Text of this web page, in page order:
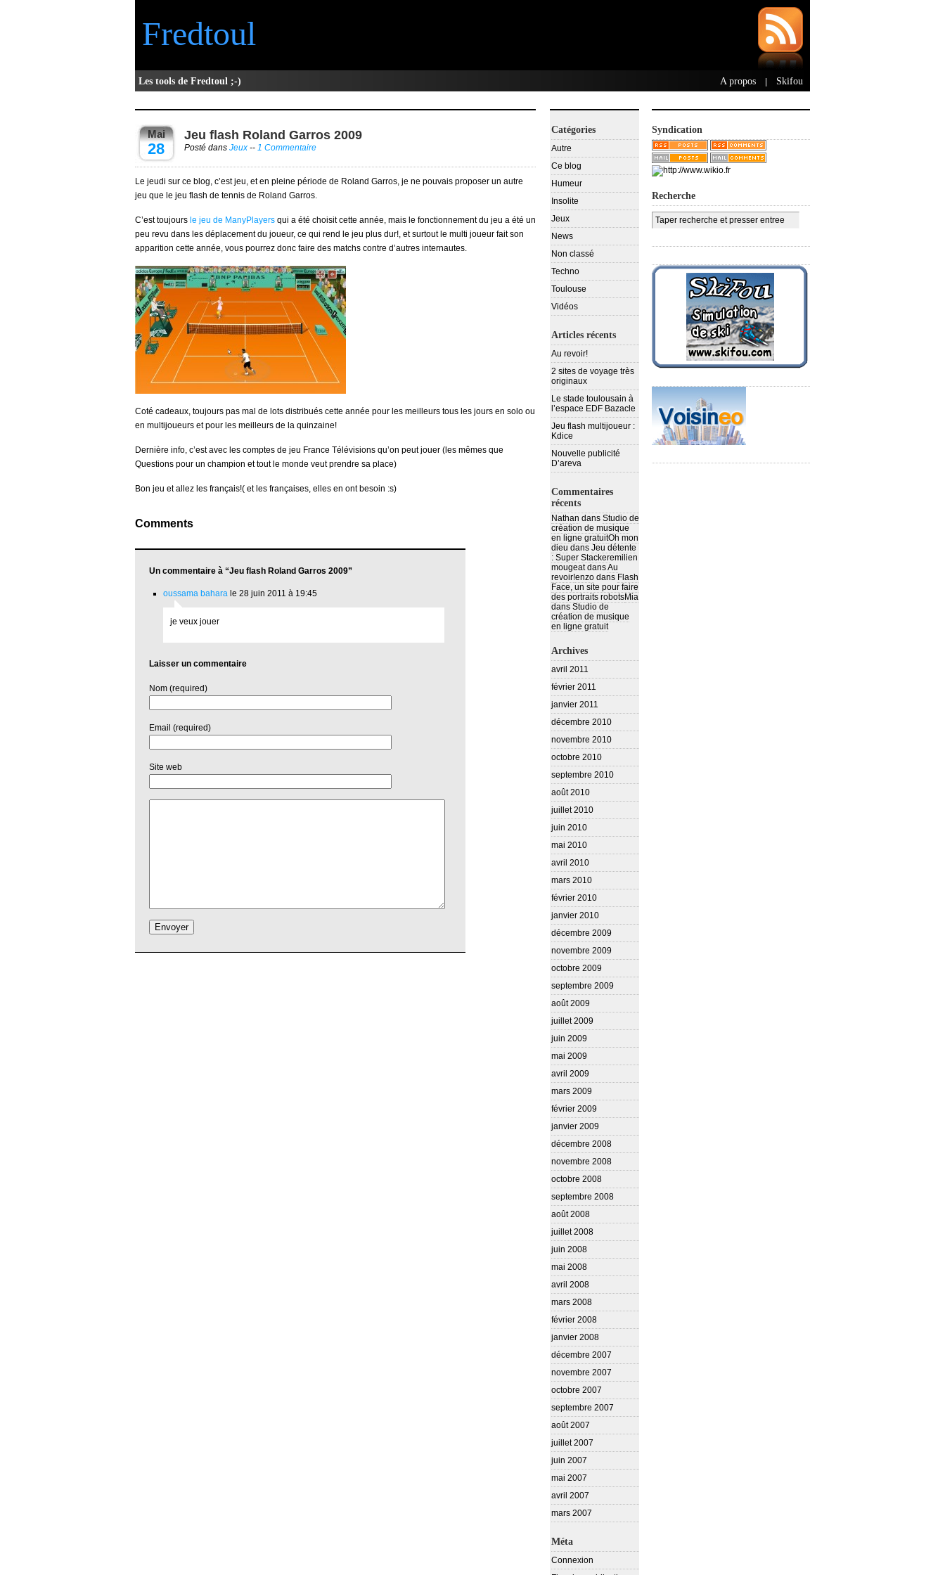
Fredtoul
Les tools de Fredtoul ;-) A propos Skifou
Mai
28
Jeu flash Roland Garros 2009
Posté dans Jeux -- 1 Commentaire
Le jeudi sur ce blog, c’est jeu, et en pleine période de Roland Garros, je ne pouvais proposer un autre
jeu que le jeu flash de tennis de Roland Garros.
C’est toujours le jeu de ManyPlayers qui a été choisit cette année, mais le fonctionnement du jeu a été un
peu revu dans les déplacement du joueur, ce qui rend le jeu plus dur!, et surtout le multi joueur fait son
apparition cette année, vous pourrez donc faire des matchs contre d’autres internautes.
Coté cadeaux, toujours pas mal de lots distribués cette année pour les meilleurs tous les jours en solo ou
en multijoueurs et pour les meilleurs de la quinzaine!
Dernière info, c’est avec les comptes de jeu France Télévisions qu’on peut jouer (les mêmes que
Questions pour un champion et tout le monde veut prendre sa place)
Bon jeu et allez les français!( et les françaises, elles en ont besoin :s)
Comments
Un commentaire à “Jeu flash Roland Garros 2009”
oussama bahara le 28 juin 2011 à 19:45
je veux jouer
Laisser un commentaire
Nom (required)
Email (required)
Site web
Catégories
Autre
Ce blog
Humeur
Insolite
Jeux
News
Non classé
Techno
Toulouse
Vidéos
Articles récents
Au revoir!
2 sites de voyage très
originaux
Le stade toulousain à
l’espace EDF Bazacle
Jeu flash multijoueur :
Kdice
Nouvelle publicité
D’areva
Commentaires
récents
Nathan dans Studio de
création de musique
en ligne gratuitOh mon
dieu dans Jeu détente
: Super Stackeremilien
mougeatdansAu
revoir!enzo dans Flash
Face, un site pour faire
des portraits robotsMia
dans Studio de
création de musique
en ligne gratuit
Archives
avril 2011
février 2011
janvier 2011
décembre 2010
novembre 2010
octobre 2010
septembre 2010
août 2010
juillet 2010
juin 2010
mai 2010
avril 2010
mars 2010
février 2010
janvier 2010
décembre 2009
novembre 2009
octobre 2009
septembre 2009
août 2009
juillet 2009
juin 2009
mai 2009
avril 2009
mars 2009
février 2009
janvier 2009
décembre 2008
novembre 2008
octobre 2008
septembre 2008
août 2008
juillet 2008
juin 2008
mai 2008
avril 2008
mars 2008
février 2008
janvier 2008
décembre 2007
novembre 2007
octobre 2007
septembre 2007
août 2007
juillet 2007
juin 2007
mai 2007
avril 2007
mars 2007
Méta
Connexion
Syndication
Recherche